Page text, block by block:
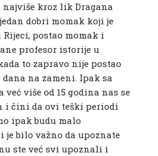
kroz lik Dragana
dobri momak koji je
postao momak i
profesor istorije u
to zapravo nije postao
na zameni. Ipak sa
više od 15 godina nas se
i čini da ovi teški periodi
ipak budu malo
bilo važno da upoznate
ste već svi upoznali i